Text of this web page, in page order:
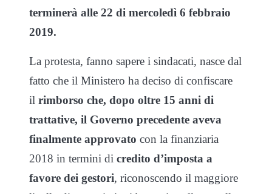
terminerà alle 22 di mercoledì 6 febbraio
2019.
La protesta, fanno sapere i sindacati, nasce dal
fatto che il Ministero ha deciso di confiscare
il rimborso che, dopo oltre 15 anni di
trattative, il Governo precedente aveva
finalmente approvato con la finanziaria
2018 in termini di credito d’imposta a
favore dei gestori, riconoscendo il maggiore